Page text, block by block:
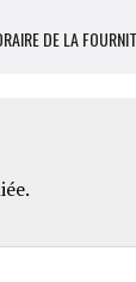
DE LA